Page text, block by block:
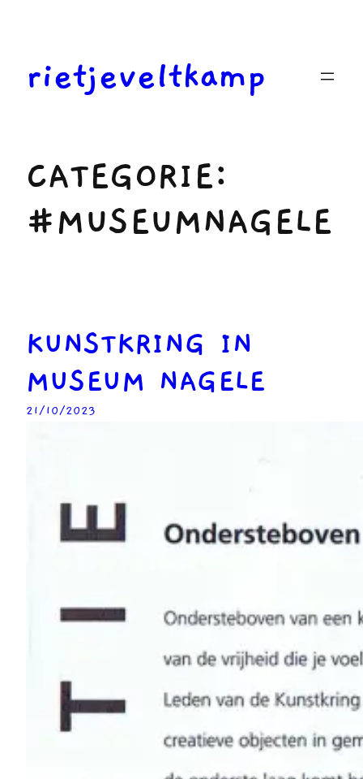
inhoudrietjeveltkamp
CATEGORIE:
#MUSEUMNAGELE
KUNSTKRING IN
MUSEUM NAGELE
21/10/2023